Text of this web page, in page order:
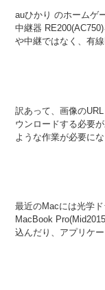
auひかり のホームゲ
中継器
や中継ではなく、有
訳あって、画像の
ウンロードする必要
ような作業が必要に
最近のMacには光学
MacBook
込んだり、アプリケ